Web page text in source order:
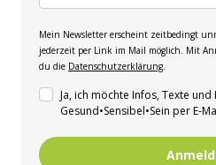
Mein Newsletter erscheint zeitbedingt
jederzeit per Link im Mail möglich. Mit
du die Datenschutzerklärung
Ja, ich möchte Infos, Texte
Gesund•Sensibel•Sein per E-